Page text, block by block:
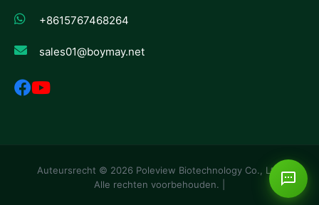
+8615767468264
sales01@boymay.net
Auteursrecht © 2026 Poleview Biotechnology Co., Ltd.
Alle rechten voorbehouden. |